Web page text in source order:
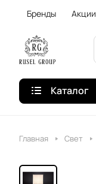
Бренды Акции
Каталог
Главная Свет